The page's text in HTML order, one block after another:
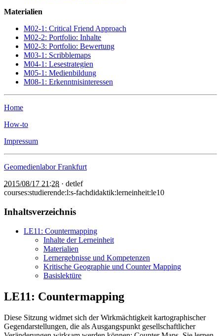
Materialien
M02-1: Critical Friend Approach
M02-2: Portfolio: Inhalte
M02-3: Portfolio: Bewertung
M03-1: Scribblemaps
M04-1: Lesestrategien
M05-1: Medienbildung
M08-1: Erkenntnisinteressen
Home
How-to
Impressum
Geomedienlabor Frankfurt
2015/08/17 21:28 · detlef
courses:studierende:l:s-fachdidaktik:lerneinheit:le10
Inhaltsverzeichnis
LE11: Countermapping
Inhalte der Lerneinheit
Materialien
Lernergebnisse und Kompetenzen
Kritische Geographie und Counter Mapping
Basislektüre
LE11: Countermapping
Diese Sitzung widmet sich der Wirkmächtigkeit kartographischer
Gegendarstellungen, die als Ausgangspunkt gesellschaftlicher